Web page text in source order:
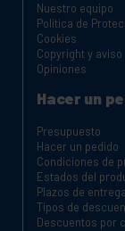
Nuestro equipo
Política de
Cookies
Copyright y aviso
Opiniones
Hacer un
Presupuesto
Hacer un pedido
Condiciones de
Estados del
Plazos de entrega
Tipos de
Descuentos por